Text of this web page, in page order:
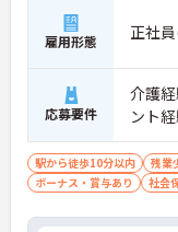
雇用形態 正社
応募要件
介護
ント
駅から徒歩10分以内 残業
ボーナス・賞与あり
社会